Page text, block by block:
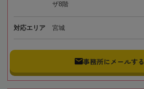
ザ8階
対応エリア 宮城
事務所にメールする